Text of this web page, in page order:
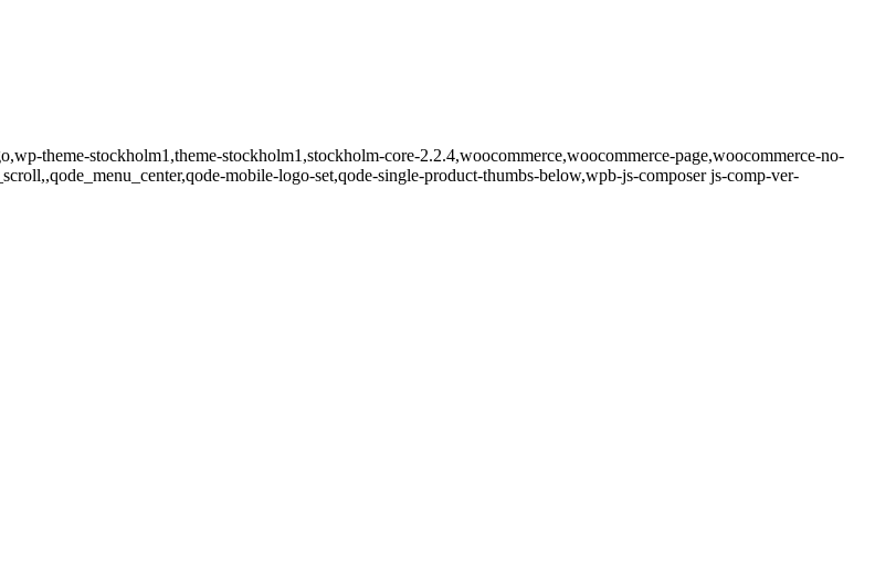
theme-stockholm1,theme-stockholm1,stockholm-core-2.2.4,woocommerce,woocommerce-page,woocommerce-no-
mobile-logo-set,qode-single-product-thumbs-below,wpb-js-composer js-comp-ver-